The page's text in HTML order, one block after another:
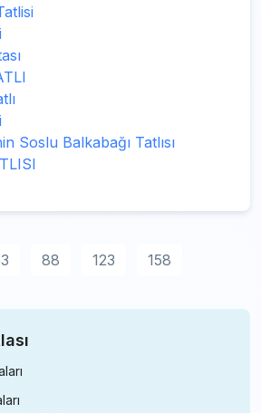
Soslu Balkabağı Tatlısı
88 123 158